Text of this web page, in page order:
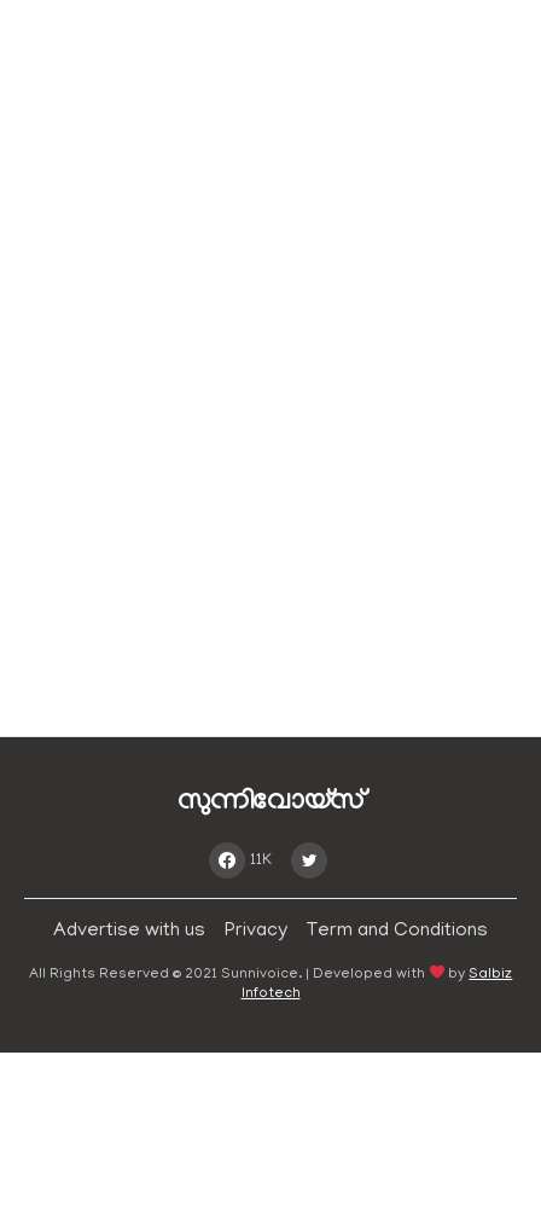
സുന്നിവോയ്‌സ്
11K
Advertise with us Privacy Term and Conditions
All Rights Reserved © 2021 Sunnivoice. | Developed with bySalbiz
Infotech